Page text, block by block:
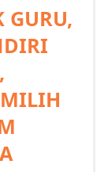
GURU,